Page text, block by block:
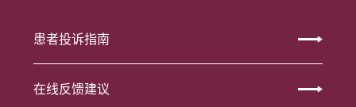
患者投诉指南
在线反馈建议